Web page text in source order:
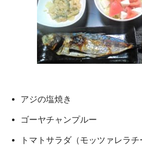
アジの塩焼き
ゴーヤチャンプルー
トマトサラダ（モッツァレラ